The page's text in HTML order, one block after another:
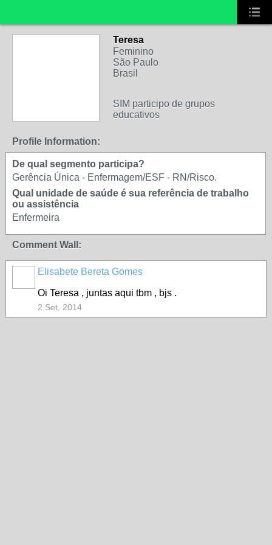
Teresa
Feminino
São Paulo
Brasil
SIM participo de grupos
educativos
Profile Information:
De qual segmento participa?
Gerência Única - Enfermagem/ESF - RN/Risco.
Qual unidade de saúde é sua referência de trabalho
ou assistência
Enfermeira
Comment Wall:
Elisabete Bereta Gomes
Oi Teresa , juntas aqui tbm , bjs .
2 Set, 2014